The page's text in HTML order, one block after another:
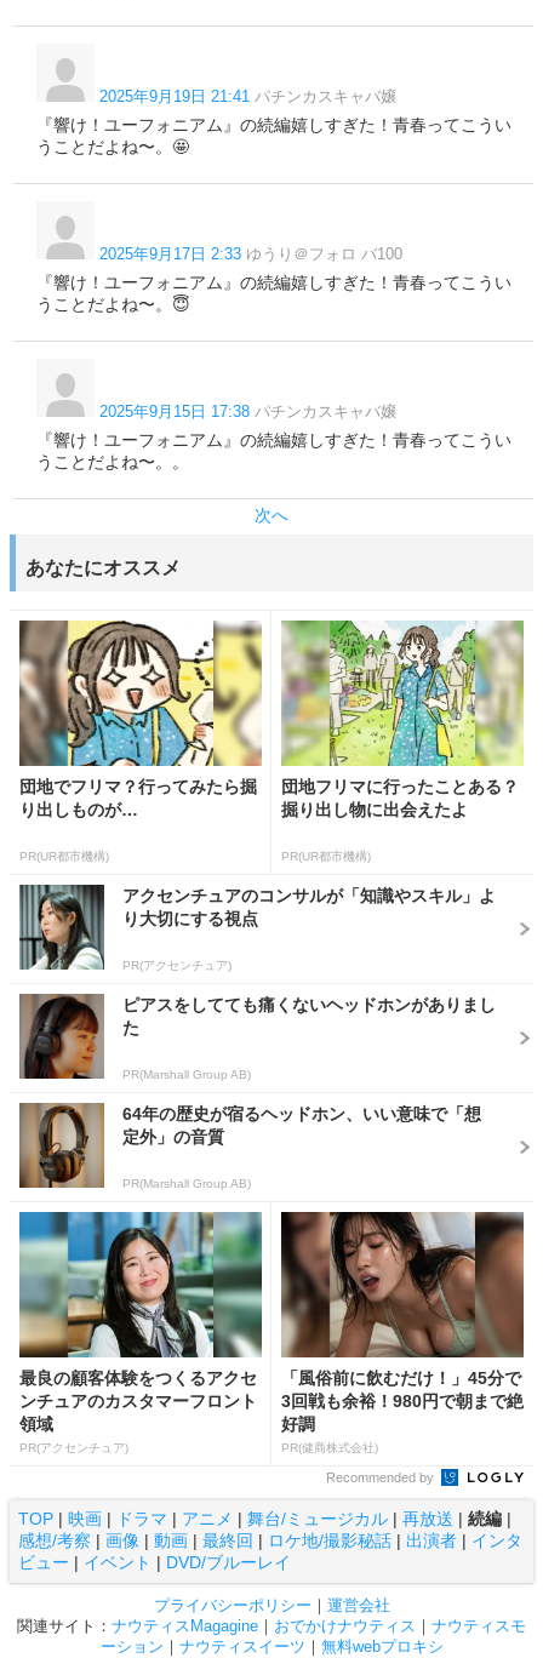
2025年9月19日 21:41 パチンカスキャバ嬢
『響け！ユーフォニアム』の続編嬉しすぎた！青春ってこうい
うことだよね〜。🤩
2025年9月17日 2:33 ゆうり＠フォロ バ100
『響け！ユーフォニアム』の続編嬉しすぎた！青春ってこうい
うことだよね〜。😇
2025年9月15日 17:38 パチンカスキャバ嬢
『響け！ユーフォニアム』の続編嬉しすぎた！青春ってこうい
うことだよね〜。。
次へ
あなたにオススメ
団地でフリマ？行ってみたら掘
り出しものが…
PR(UR都市機構)
団地フリマに行ったことある？
掘り出し物に出会えたよ
PR(UR都市機構)
アクセンチュアのコンサルが「知識やスキル」よ
り大切にする視点
PR(アクセンチュア)
ピアスをしてても痛くないヘッドホンがありまし
た
PR(Marshall Group AB)
64年の歴史が宿るヘッドホン、いい意味で「想
定外」の音質
PR(Marshall Group AB)
最良の顧客体験をつくるアクセ
ンチュアのカスタマーフロント
領域
PR(アクセンチュア)
「風俗前に飲むだけ！」45分で
3回戦も余裕！980円で朝まで絶
好調
PR(健商株式会社)
Recommended by
TOP | 映画 | ドラマ | アニメ | 舞台/ミュージカル | 再放送 | 続編 |
感想/考察 | 画像 | 動画 | 最終回 | ロケ地/撮影秘話 | 出演者 | インタ
ビュー | イベント | DVD/ブルーレイ
プライバシーポリシー ｜ 運営会社
関連サイト： ナウティスMagagine ｜ おでかけナウティス ｜ ナウティスモ
ーション ｜ ナウティスイーツ ｜ 無料webプロキシ